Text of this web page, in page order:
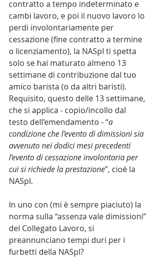
contratto a tempo indeterminato e
cambi lavoro, e poi il nuovo lavoro lo
perdi involontariamente per
cessazione (fine contratto a termine
o licenziamento), la NASpI ti spetta
solo se hai maturato almeno 13
settimane di contribuzione dal tuo
amico barista (o da altri baristi).
Requisito, questo delle 13 settimane,
che si applica - copio/incollo dal
testo dell’emendamento - “a
condizione che l’evento di dimissioni sia
avvenuto nei dodici mesi precedenti
l’evento di cessazione involontaria per
cui si richiede la prestazione”, cioè la
NASpI.
In uno con (mi è sempre piaciuto) la
norma sulla “assenza vale dimissioni”
del Collegato Lavoro, si
preannunciano tempi duri per i
furbetti della NASpI?